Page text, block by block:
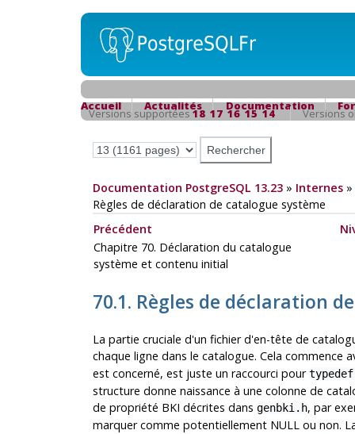
Accueil Actualités Documentation
Versions supportées18 17 16 15 14 Versions
Documentation PostgreSQL 13.23» Internes»
Règles de déclaration de catalogue système
Précédent
Chapitre 70. Déclaration du catalogue
système et contenu initial
70.1. Règles de déclaration
La partie cruciale d'un fichier d'en-tête de
chaque ligne dans le catalogue. Cela commence
est concerné, est juste un raccourci pour
structure donne naissance à une colonne de
de propriété BKI décrites dans genbki.h, par
marquer comme potentiellement NULL ou non.